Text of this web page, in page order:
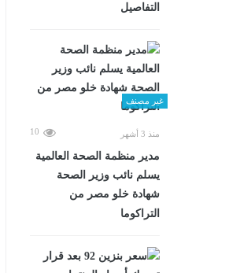
التفاصيل
غير مصنف
منذ 3 أشهر 10
مدير منظمة الصحة العالمية
يسلم نائب وزير الصحة
شهادة خلو مصر من
التراكوما